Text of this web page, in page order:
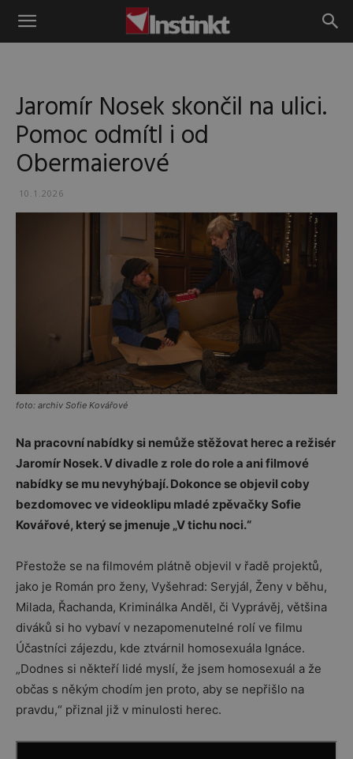
Instinkt
Jaromír Nosek skončil na ulici.
Pomoc odmítl i od
Obermaierové
10.1.2026
foto: archiv Sofie Kovářové
Na pracovní nabídky si nemůže stěžovat herec a režisér
Jaromír Nosek. V divadle z role do role a ani filmové
nabídky se mu nevyhýbají. Dokonce se objevil coby
bezdomovec ve videoklipu mladé zpěvačky Sofie
Kovářové, který se jmenuje „V tichu noci.“
Přestože se na filmovém plátně objevil v řadě projektů,
jako je Román pro ženy, Vyšehrad: Seryjál, Ženy v běhu,
Milada, Řachanda, Kriminálka Anděl, či Vyprávěj, většina
diváků si ho vybaví v nezapomenutelné rolí ve filmu
Účastníci zájezdu, kde ztvárnil homosexuála Ignáce.
„Dodnes si někteří lidé myslí, že jsem homosexuál a že
občas s někým chodím jen proto, aby se nepřišlo na
pravdu,“ přiznal již v minulosti herec.